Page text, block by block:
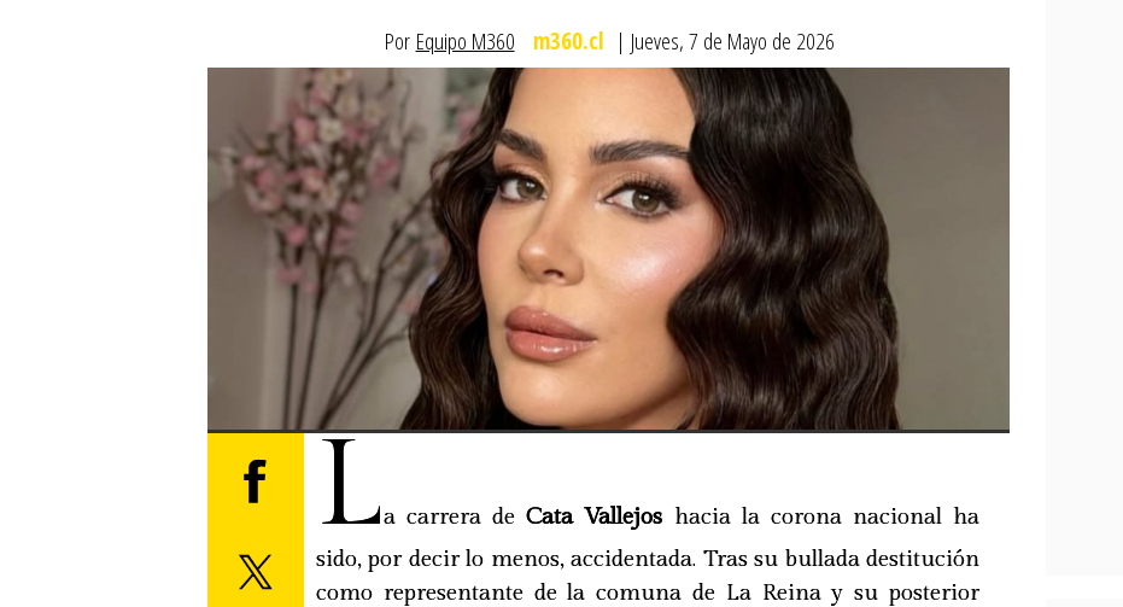
Por Equipo M360 m360.cl | Jueves, 7 de Mayo de 2026
La carrera de Cata Vallejos hacia la corona nacional ha
sido, por decir lo menos, accidentada. Tras su bullada destitución
como representante de la comuna de La Reina y su posterior